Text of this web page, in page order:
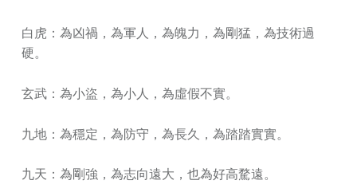
白虎：為凶禍，為軍人，為魄力，為剛猛，為技術過
硬。
玄武：為小盜，為小人，為虛假不實。
九地：為穩定，為防守，為長久，為踏踏實實。
九天：為剛強，為志向遠大，也為好高騖遠。